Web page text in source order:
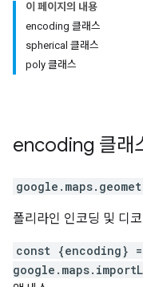
이 페이지의 내용
encoding 클래스
spherical 클래스
poly 클래스
encoding 클래
폴리라인 인코딩 및 디
const {encoding}